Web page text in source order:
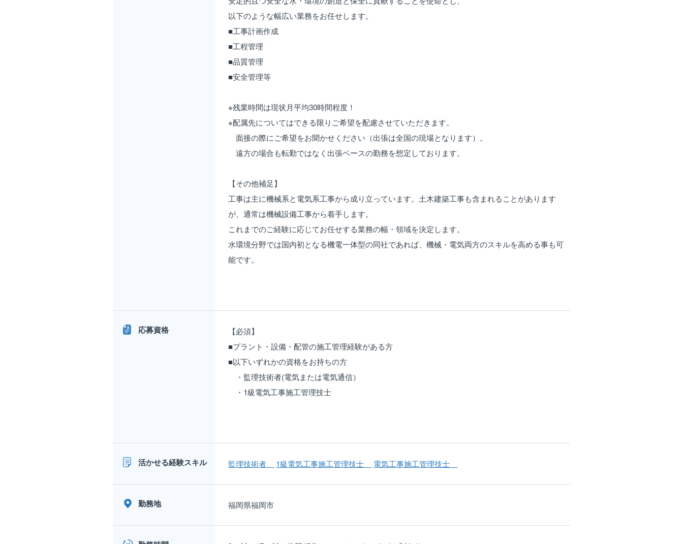
以下のような幅広い業務をお任せします。
■工事計画作成
■工程管理
■品質管理
■安全管理等
※残業時間は現状月平均30時間程度！
※配属先についてはできる限りご希望を配慮させていただきます。
面接の際にご希望をお聞かせください（出張は全国の現場となります）。
遠方の場合も転勤ではなく出張ベースの勤務を想定しております。
【その他補足】
工事は主に機械系と電気系工事から成り立っています。土木建築工事も含まれることがあります
が、通常は機械設備工事から着手します。
これまでのご経験に応じてお任せする業務の幅・領域を決定します。
水環境分野では国内初となる機電一体型の同社であれば、機械・電気両方のスキルを高める事も可
能です。
応募資格
【必須】
■プラント・設備・配管の施工管理経験がある方
■以下いずれかの資格をお持ちの方
・監理技術者(電気または電気通信）
・1級電気工事施工管理技士
活かせる経験スキル 監理技術者 1級電気工事施工管理技士 電気工事施工管理技士
勤務地 福岡県福岡市